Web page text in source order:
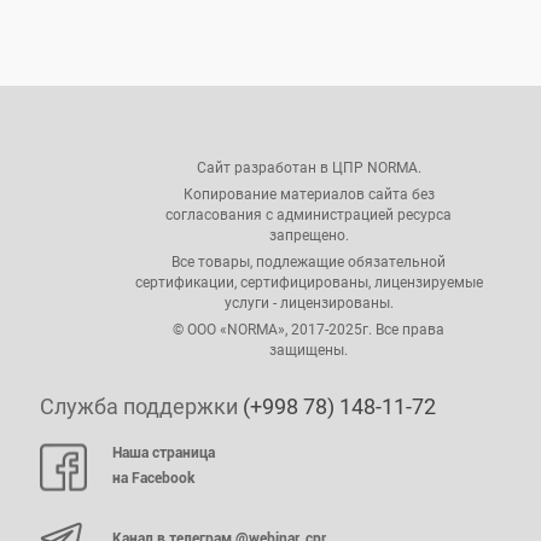
Сайт разработан в ЦПР NORMA.
Копирование материалов сайта без
согласования с администрацией ресурса
запрещено.
Все товары, подлежащие обязательной
сертификации, сертифицированы, лицензируемые
услуги - лицензированы.
© ООО «NORMA», 2017-2025г. Все права
защищены.
Служба поддержки (+998 78) 148-11-72
Наша страница
на Facebook